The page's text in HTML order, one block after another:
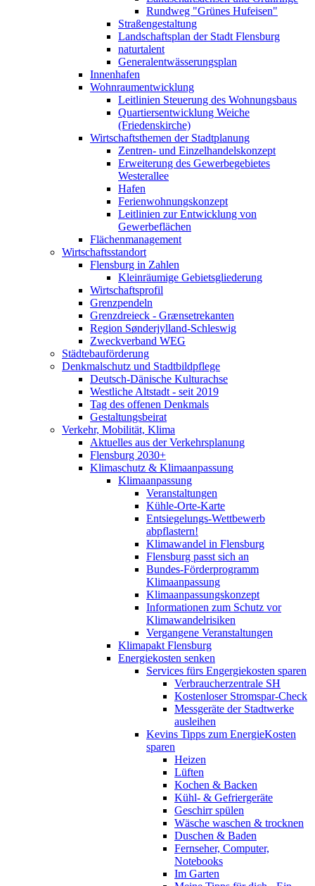
Rundweg "Grünes Hufeisen"
Straßengestaltung
Landschaftsplan der Stadt Flensburg
naturtalent
Generalentwässerungsplan
Innenhafen
Wohnraumentwicklung
Leitlinien Steuerung des Wohnungsbaus
Quartiersentwicklung Weiche
(Friedenskirche)
Wirtschaftsthemen der Stadtplanung
Zentren- und Einzelhandelskonzept
Erweiterung des Gewerbegebietes
Westerallee
Hafen
Ferienwohnungskonzept
Leitlinien zur Entwicklung von
Gewerbeflächen
Flächenmanagement
Wirtschaftsstandort
Flensburg in Zahlen
Kleinräumige Gebietsgliederung
Wirtschaftsprofil
Grenzpendeln
Grenzdreieck - Grænsetrekanten
Region Sønderjylland-Schleswig
Zweckverband WEG
Städtebauförderung
Denkmalschutz und Stadtbildpflege
Deutsch-Dänische Kulturachse
Westliche Altstadt - seit 2019
Tag des offenen Denkmals
Gestaltungsbeirat
Verkehr, Mobilität, Klima
Aktuelles aus der Verkehrsplanung
Flensburg 2030+
Klimaschutz & Klimaanpassung
Klimaanpassung
Veranstaltungen
Kühle-Orte-Karte
Entsiegelungs-Wettbewerb
abpflastern!
Klimawandel in Flensburg
Flensburg passt sich an
Bundes-Förderprogramm
Klimaanpassung
Klimaanpassungskonzept
Informationen zum Schutz vor
Klimawandelrisiken
Vergangene Veranstaltungen
Klimapakt Flensburg
Energiekosten senken
Services fürs Engergiekosten sparen
Verbraucherzentrale SH
Kostenloser Stromspar-Check
Messgeräte der Stadtwerke
ausleihen
Kevins Tipps zum EnergieKosten
sparen
Heizen
Lüften
Kochen & Backen
Kühl- & Gefriergeräte
Geschirr spülen
Wäsche waschen & trocknen
Duschen & Baden
Fernseher, Computer,
Notebooks
Im Garten